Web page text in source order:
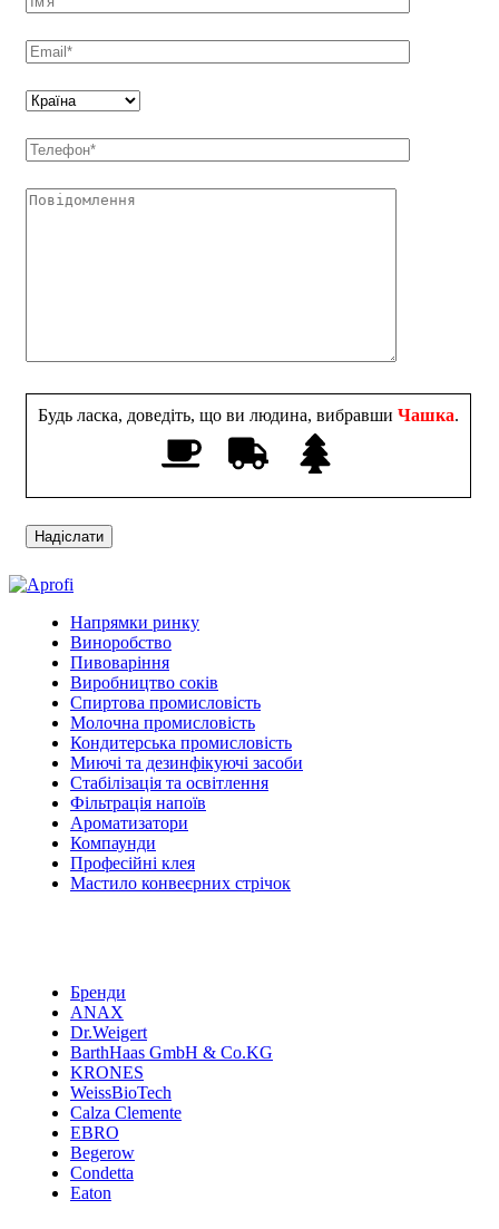
Будь ласка, доведіть, що ви людина, вибравши Чашка.
Напрямки ринку
Виноробство
Пивоваріння
Виробництво соків
Спиртова промисловість
Молочна промисловість
Кондитерська промисловість
Миючі та дезинфікуючі засоби
Стабілізація та освітлення
Фільтрація напоїв
Ароматизатори
Компаунди
Професійні клея
Мастило конвеєрних стрічок
Бренди
ANAX
Dr.Weigert
BarthHaas GmbH & Co.KG
KRONES
WeissBioTech
Calza Clemente
EBRO
Begerow
Condetta
Eaton